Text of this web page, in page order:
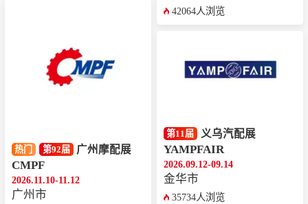
热门 第92届 广州摩配展
CMPF
2026.11.10-11.12
广州市
42064人浏览
第11届 义乌汽配展
YAMPFAIR
2026.09.12-09.14
金华市
35734人浏览